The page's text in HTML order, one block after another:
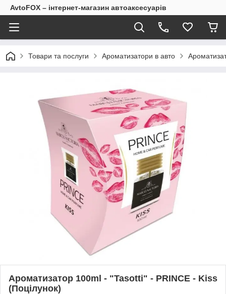
AvtoFOX – інтернет-магазин автоаксесуарів
Товари та послуги Ароматизатори в авто
Ароматизатор 100ml - "Tasotti" - PRINCE - Kiss
(Поцілунок)